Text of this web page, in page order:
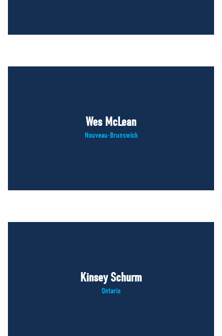
Wes McLean
Nouveau-Brunswick
Kinsey Schurm
Ontario